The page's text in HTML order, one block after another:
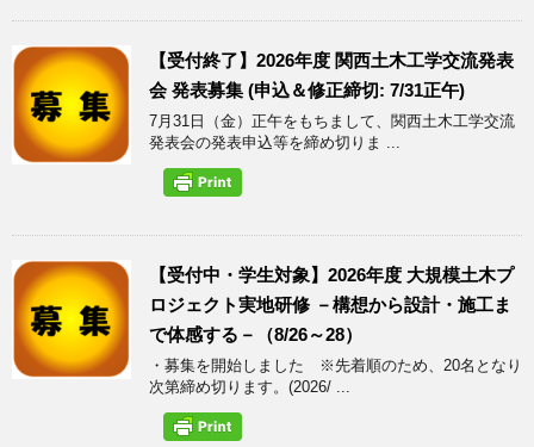
【受付終了】2026年度 関西土木工学交流発表
会 発表募集 (申込＆修正締切: 7/31正午)
7月31日（金）正午をもちまして、関西土木工学交流
発表会の発表申込等を締め切りま ...
【受付中・学生対象】2026年度 大規模土木プ
ロジェクト実地研修 －構想から設計・施工ま
で体感する－（8/26～28）
・募集を開始しました ※先着順のため、20名となり
次第締め切ります。(2026/ ...